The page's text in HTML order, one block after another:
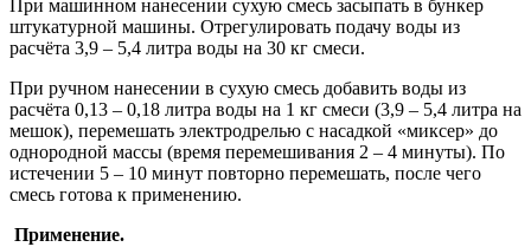
При машинном нанесении сухую смесь засыпать в бункер
штукатурной машины. Отрегулировать подачу воды из
расчёта 3,9 – 5,4 литра воды на 30 кг смеси.
При ручном нанесении в сухую смесь добавить воды из
расчёта 0,13 – 0,18 литра воды на 1 кг смеси (3,9 – 5,4 литра на
мешок), перемешать электродрелью с насадкой «миксер» до
однородной массы (время перемешивания 2 – 4 минуты). По
истечении 5 – 10 минут повторно перемешать, после чего
смесь готова к применению.
Применение.